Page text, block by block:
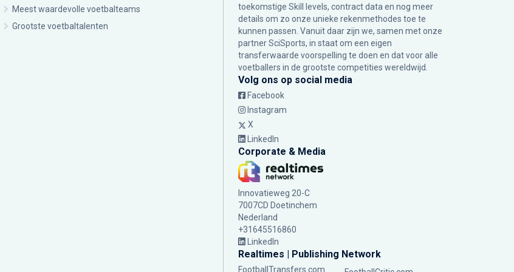
Meest waardevolle voetbalteams
Grootste voetbaltalenten
toekomstige Skill levels, contract data en nog meer
details om zo onze unieke rekenmethodes toe te
kunnen passen. Vanuit daar zijn we, samen met onze
partner SciSports, in staat om een eigen
transferwaarde voorspelling te doen en dat voor alle
voetballers in de grootste competities wereldwijd.
Volg ons op social media
Facebook
Instagram
X
LinkedIn
Corporate & Media
Innovatieweg 20-C
7007CD Doetinchem
Nederland
+31645516860
LinkedIn
Realtimes | Publishing Network
FootballTransfers.com